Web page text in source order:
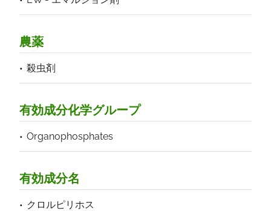
農薬
殺虫剤
有効成分化学グループ
Organophosphates
有効成分名
クロルピリホス